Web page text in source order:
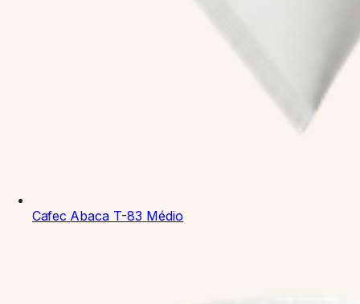
Cafec Abaca T-83 Médio